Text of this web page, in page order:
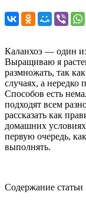
Каланхоэ — один
Выращиваю я
размножать, так
случаях, а нередко
Способов есть
подходят всем
рассказать как
домашних
первую очередь,
выполнять.
Содержание статьи